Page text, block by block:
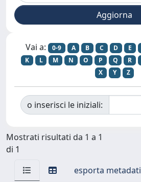
Vai a: 0-9 A B C D E
K
L M N O P Q R
X
Y Z
o inserisci le iniziali:
Mostrati risultati da 1 a 1
di 1
esporta metadati